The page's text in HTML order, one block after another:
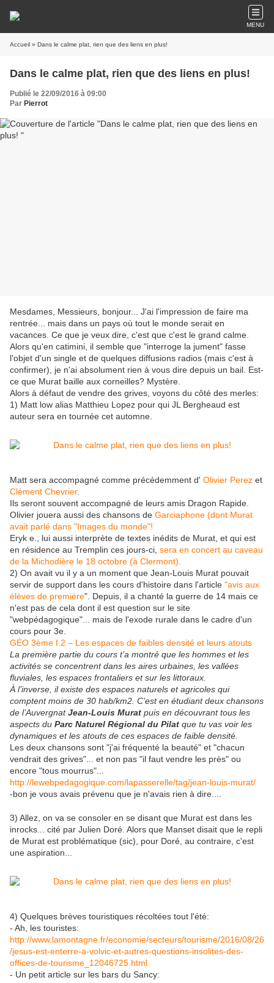
MENU
Accueil » Dans le calme plat, rien que des liens en plus!
Dans le calme plat, rien que des liens en plus!
Publié le 22/09/2016 à 09:00
Par Pierrot
Mesdames, Messieurs, bonjour... J'ai l'impression de faire ma
rentrée... mais dans un pays où tout le monde serait en
vacances. Ce que je veux dire, c'est que c'est le grand calme.
Alors qu'en catimini, il semble que "interroge la jument" fasse
l'objet d'un single et de quelques diffusions radios (mais c'est à
confirmer), je n'ai absolument rien à vous dire depuis un bail. Est-
ce que Murat baille aux corneilles? Mystère.
Alors à défaut de vendre des grives, voyons du côté des merles:
1) Matt low alias Matthieu Lopez pour qui JL Bergheaud est
auteur sera en tournée cet automne.
Matt sera accompagné comme précédemment d' Olivier Perez et
Clément Chevrier.
Ils seront souvent accompagné de leurs amis Dragon Rapide.
Olivier jouera aussi des chansons de Garciaphone (dont Murat
avait parlé dans "Images du monde"!
Eryk e., lui aussi interprète de textes inédits de Murat, et qui est
en résidence au Tremplin ces jours-ci, sera en concert au caveau
de la Michodière le 18 octobre (à Clermont).
2) On avait vu il y a un moment que Jean-Louis Murat pouvait
servir de support dans les cours d'histoire dans l'article "avis aux
élèves de première". Depuis, il a chanté la guerre de 14 mais ce
n'est pas de cela dont il est question sur le site
"webpédagogique"... mais de l'exode rurale dans le cadre d'un
cours pour 3e.
GÉO 3ème I.2 – Les espaces de faibles densité et leurs atouts
La première partie du cours t’a montré que les hommes et les
activités se concentrent dans les aires urbaines, les vallées
fluviales, les espaces frontaliers et sur les littoraux.
À l’inverse, il existe des espaces naturels et agricoles qui
comptent moins de 30 hab/km2. C’est en étudiant deux chansons
de l’AuvergnatJean-Louis Murat puis en découvrant tous les
aspects du Parc Naturel Régional du Pilat que tu vas voir les
dynamiques et les atouts de ces espaces de faible densité.
Les deux chansons sont "j'ai fréquenté la beauté" et "chacun
vendrait des grives"... et non pas "il faut vendre les près" ou
encore "tous mourrus"...
http://lewebpedagogique.com/lapasserelle/tag/jean-louis-murat/
-bon je vous avais prévenu que je n'avais rien à dire....
3) Allez, on va se consoler en se disant que Murat est dans les
inrocks... cité par Julien Doré. Alors que Manset disait que le repli
de Murat est problématique (sic), pour Doré, au contraire, c'est
une aspiration...
4) Quelques brèves touristiques récoltées tout l'été:
- Ah, les touristes:
http://www.lamontagne.fr/economie/secteurs/tourisme/2016/08/26
/jesus-est-enterre-a-volvic-et-autres-questions-insolites-des-
offices-de-tourisme_12046725.html
- Un petit article sur les bars du Sancy: